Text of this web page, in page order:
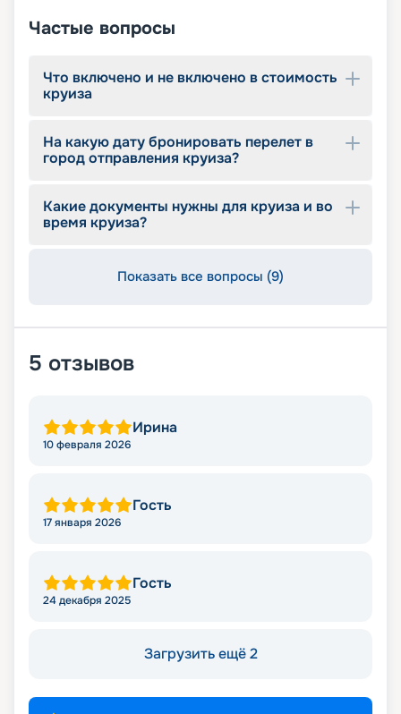
Частые вопросы
Что включено и не включено в стоимость
круиза
На какую дату бронировать перелет в
город отправления круиза?
Какие документы нужны для круиза и во
время круиза?
Показать все вопросы (9)
5 отзывов
Ирина
10 февраля 2026
Гость
17 января 2026
Гость
24 декабря 2025
Загрузить ещё 2